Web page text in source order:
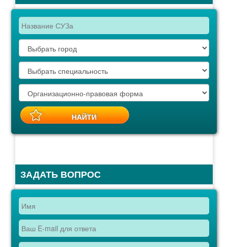
ЗАДАТЬ ВОПРОС